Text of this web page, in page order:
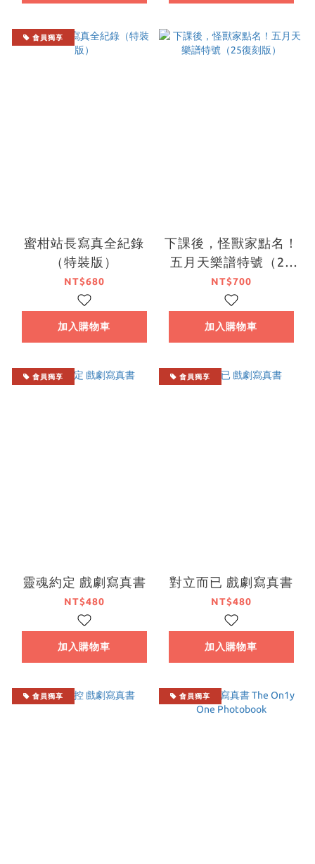
會員獨享
蜜柑站長寫真全紀錄
（特裝版）
NT$680
加入購物車
下課後，怪獸家點名！
五月天樂譜特號（25
復刻版）
NT$700
加入購物車
會員獨享
靈魂約定 戲劇寫真書
NT$480
加入購物車
會員獨享
對立而已 戲劇寫真書
NT$480
加入購物車
會員獨享 會員獨享